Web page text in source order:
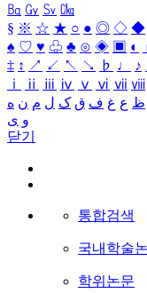
㏃ ㏉ ㏜ ㏆
§ ※ ☆ ★ ○ ● ◎ ◇ ◆
♠ ♡ ♥ ♧ ♣ ⊙ ◈ ▣ ◐
‡ ↕ ↗ ↙ ↖ ↘ ♭ ♩ ♪
ⅰ
ⅱ ⅲ ⅳ ⅴ ⅵ ⅶ ⅷ
ظ ع غ ف ق ک ل م ن ه
و ی
닫기
통합검색
국내학술
학위논문